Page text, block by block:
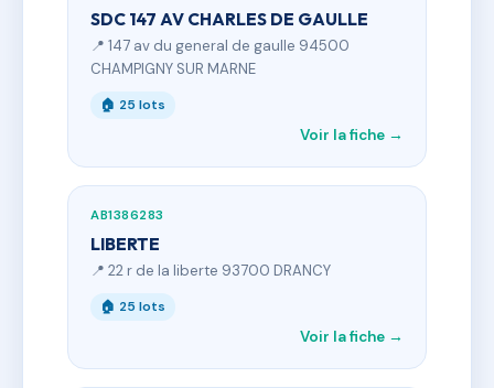
SDC 147 AV CHARLES DE GAULLE
📍 147 av du general de gaulle 94500
CHAMPIGNY SUR MARNE
🏠 25 lots
Voir la fiche →
AB1386283
LIBERTE
📍 22 r de la liberte 93700 DRANCY
🏠 25 lots
Voir la fiche →